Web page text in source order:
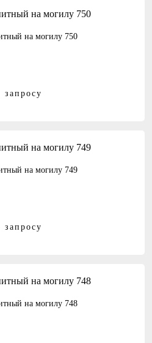
на могилу 750
запросу
на могилу 749
запросу
на могилу 748